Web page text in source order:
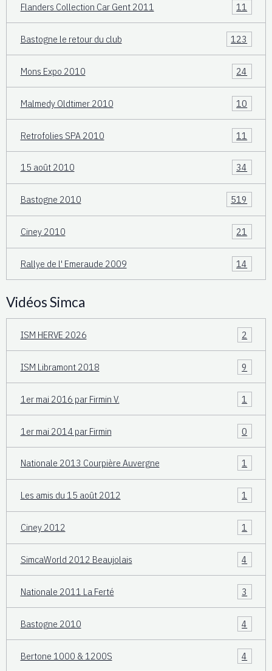
Flanders Collection Car Gent 2011 11
Bastogne le retour du club 123
Mons Expo 2010 24
Malmedy Oldtimer 2010 10
Retrofolies SPA 2010 11
15 août 2010 34
Bastogne 2010 519
Ciney 2010 21
Rallye de l' Emeraude 2009 14
Vidéos Simca
ISM HERVE 2026 2
ISM Libramont 2018 9
1er mai 2016 par Firmin V. 1
1er mai 2014 par Firmin 0
Nationale 2013 Courpière Auvergne 1
Les amis du 15 août 2012 1
Ciney 2012 1
SimcaWorld 2012 Beaujolais 4
Nationale 2011 La Ferté 3
Bastogne 2010 4
Bertone 1000 & 1200S 4